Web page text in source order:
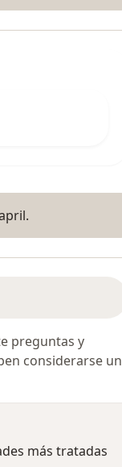
preguntas y
considerarse un
más tratadas